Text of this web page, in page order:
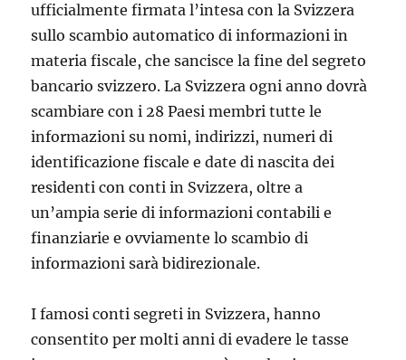
ufficialmente firmata l’intesa con la Svizzera
sullo scambio automatico di informazioni in
materia fiscale, che sancisce la fine del segreto
bancario svizzero. La Svizzera ogni anno dovrà
scambiare con i 28 Paesi membri tutte le
informazioni su nomi, indirizzi, numeri di
identificazione fiscale e date di nascita dei
residenti con conti in Svizzera, oltre a
un’ampia serie di informazioni contabili e
finanziarie e ovviamente lo scambio di
informazioni sarà bidirezionale.
I famosi conti segreti in Svizzera, hanno
consentito per molti anni di evadere le tasse